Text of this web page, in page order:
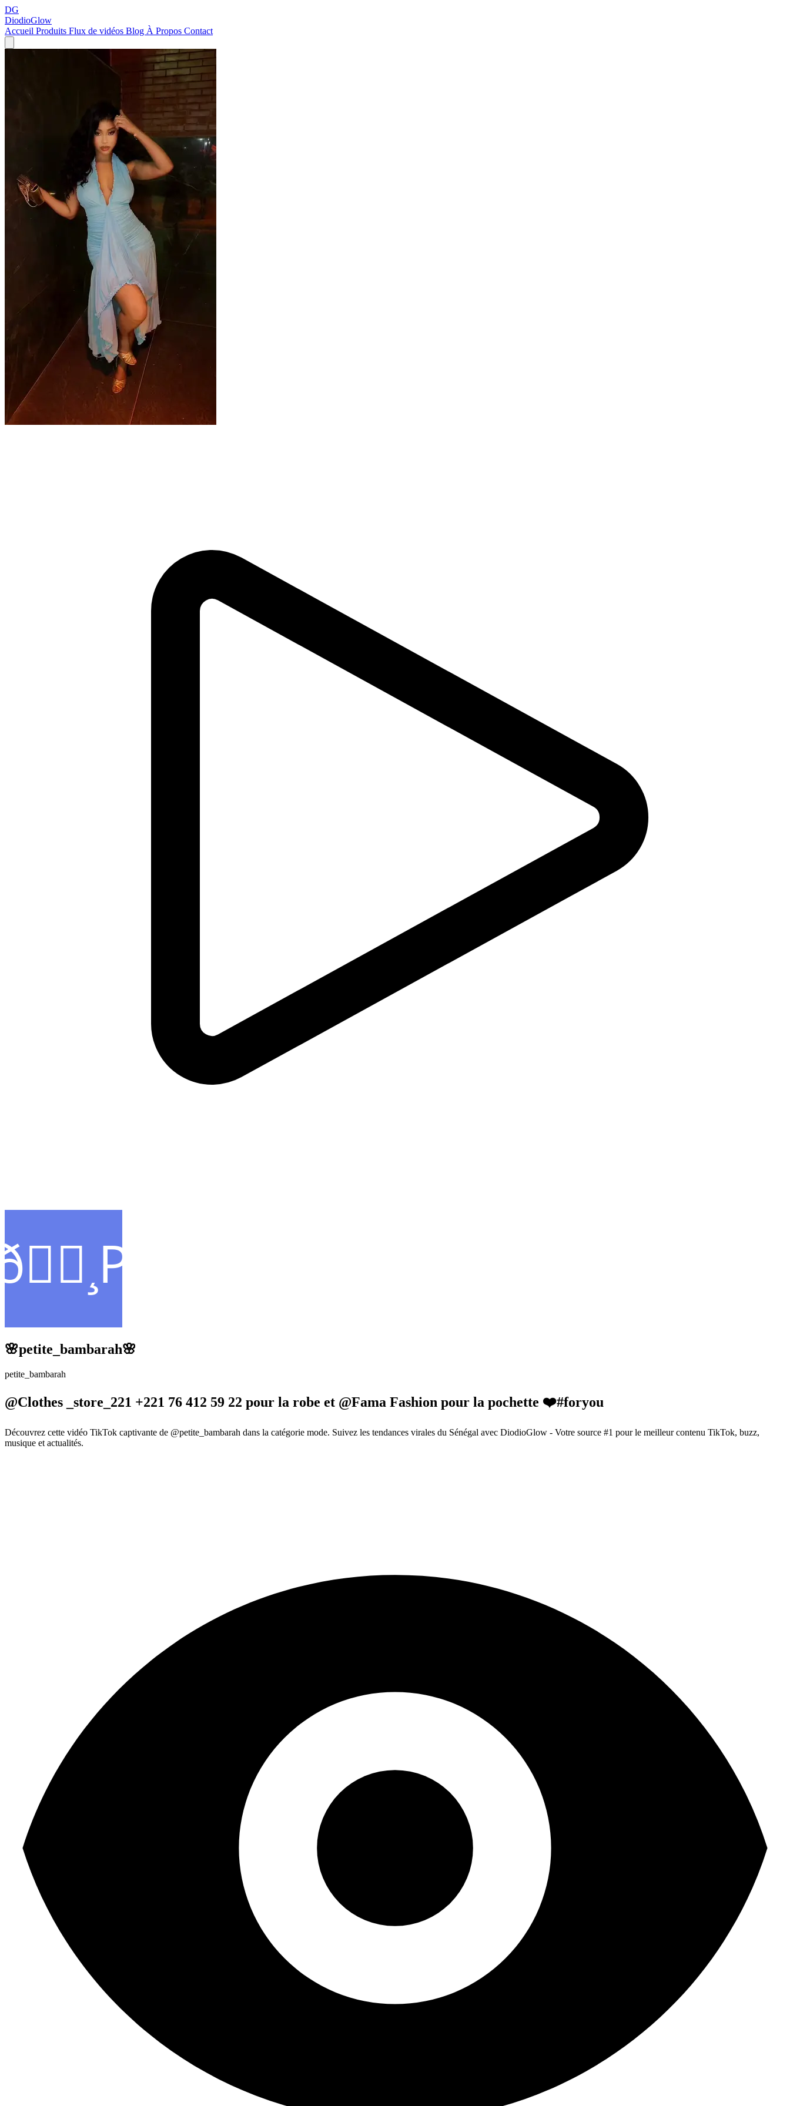
DG
DiodioGlow
Accueil Produits Flux de vidéos Blog À Propos Contact
🌸petite_bambarah🌸
petite_bambarah
@Clothes _store_221 +221 76 412 59 22 pour la robe et @Fama Fashion pour la pochette ❤️#foryou
Découvrez cette vidéo TikTok captivante de @petite_bambarah dans la catégorie mode. Suivez les tendances virales du Sénégal avec DiodioGlow - Votre source #1 pour le meilleur contenu TikTok, buzz,
musique et actualités.